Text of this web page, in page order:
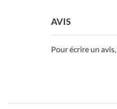
AVIS
Pour écrire un